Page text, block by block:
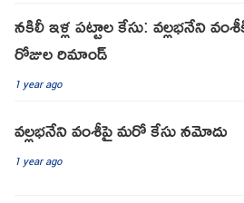
నకిలీ ఇళ్ల పట్టాల కేసు: వల్లభనేని
రోజుల రిమాండ్
1 year ago
వ‌ల్ల‌భ‌నేని వంశీపై మ‌రో కేసు న‌మోదు
1 year ago